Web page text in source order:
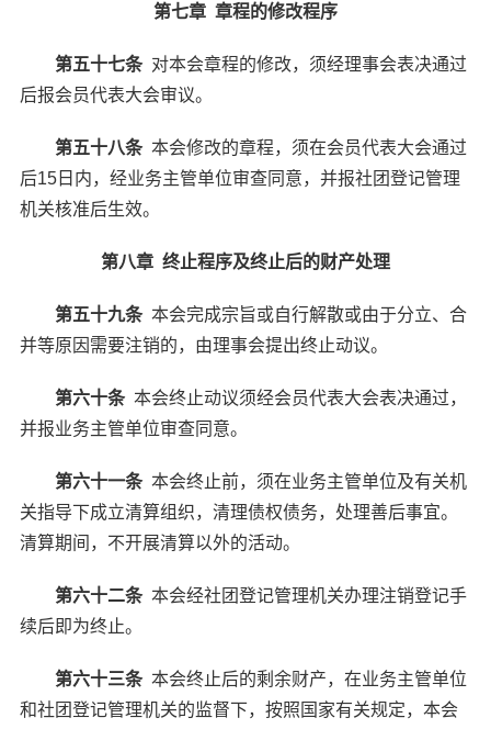
第七章 章程的修改程序
第五十七条对本会章程的修改，须经理事会表决通过
后报会员代表大会审议。
第五十八条本会修改的章程，须在会员代表大会通过
后15日内，经业务主管单位审查同意，并报社团登记管理
机关核准后生效。
第八章 终止程序及终止后的财产处理
第五十九条本会完成宗旨或自行解散或由于分立、合
并等原因需要注销的，由理事会提出终止动议。
第六十条本会终止动议须经会员代表大会表决通过，
并报业务主管单位审查同意。
第六十一条本会终止前，须在业务主管单位及有关机
关指导下成立清算组织，清理债权债务，处理善后事宜。
清算期间，不开展清算以外的活动。
第六十二条本会经社团登记管理机关办理注销登记手
续后即为终止。
第六十三条本会终止后的剩余财产，在业务主管单位
和社团登记管理机关的监督下，按照国家有关规定，本会